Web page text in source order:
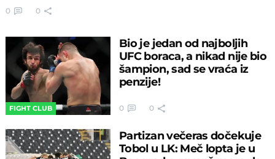
0 0
FIGHT CLUB
Bio je jedan od najboljih
UFC boraca, a nikad nije bio
šampion, sad se vraća iz
penzije!
0 0
Partizan večeras dočekuje
Tobol u LK: Meč lopta je u